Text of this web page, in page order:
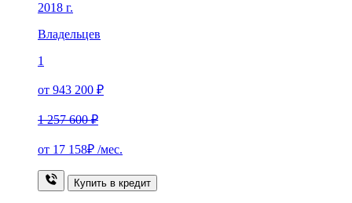
2018 г.
Владельцев
1
от 943 200 ₽
1 257 600 ₽
от 17 158₽ /мес.
Купить в кредит